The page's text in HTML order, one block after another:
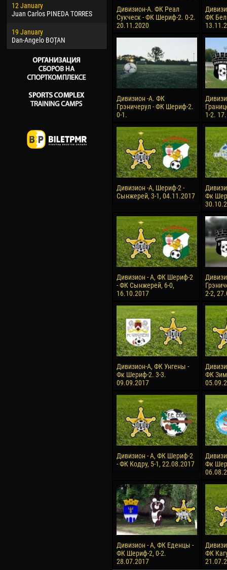
12 January
Juan Carlos PINEDA TORRES
19 January
Dan-Angelo BOȚAN
Vitor Hugo Morais de OLIVEIRA
28 March
17
Дивизион-А. ФК Реал
Сукческ - ФК Шериф-2. 0-2.
20.11.2020
ФК
Дивизион -А. ФК
Грэничерул - ФК Шериф-2.
0-1.
1-2.
Дивизион -А, Шериф-2 -
Сынжерей, 3-1, 04.11.2017
Фк
Дивизион - А, ФК Шериф-2
- ФК Сынжерей, 6-0,
16.10.2017
2-2,
Дивизион-А, ФК Унгены -
Фк Шериф-2. 3-3.
09.09.2017
ФК
Дивизион - А, ФК Шериф-2
- ФК Кодру, 5-1, 22.08.2017
Фк
Дивизион - А, ФК Еденцы -
ФК Шериф-2, 0-2.
28.07.2017
ФК